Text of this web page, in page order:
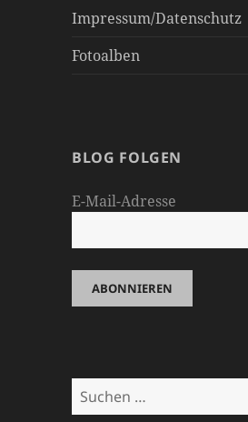
Impressum/Datenschutz
Fotoalben
BLOG FOLGEN
E-Mail-Adresse
Suchen
nach: